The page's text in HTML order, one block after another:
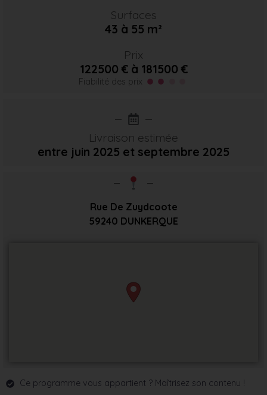
Surfaces
43 à 55 m²
Prix
122500 € à 181500 €
Fiabilité des prix
Livraison estimée
entre juin 2025 et septembre 2025
Rue De Zuydcoote
59240 DUNKERQUE
Ce programme vous appartient ? Maîtrisez son contenu !